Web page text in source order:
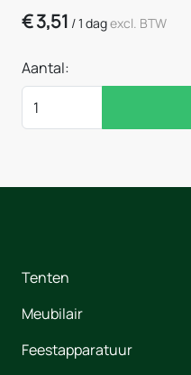
€3,51 /1 dagexcl. BTW
Aantal:
Tenten
Meubilair
Feestapparatuur